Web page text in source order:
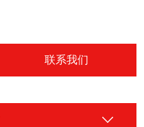
联系我们